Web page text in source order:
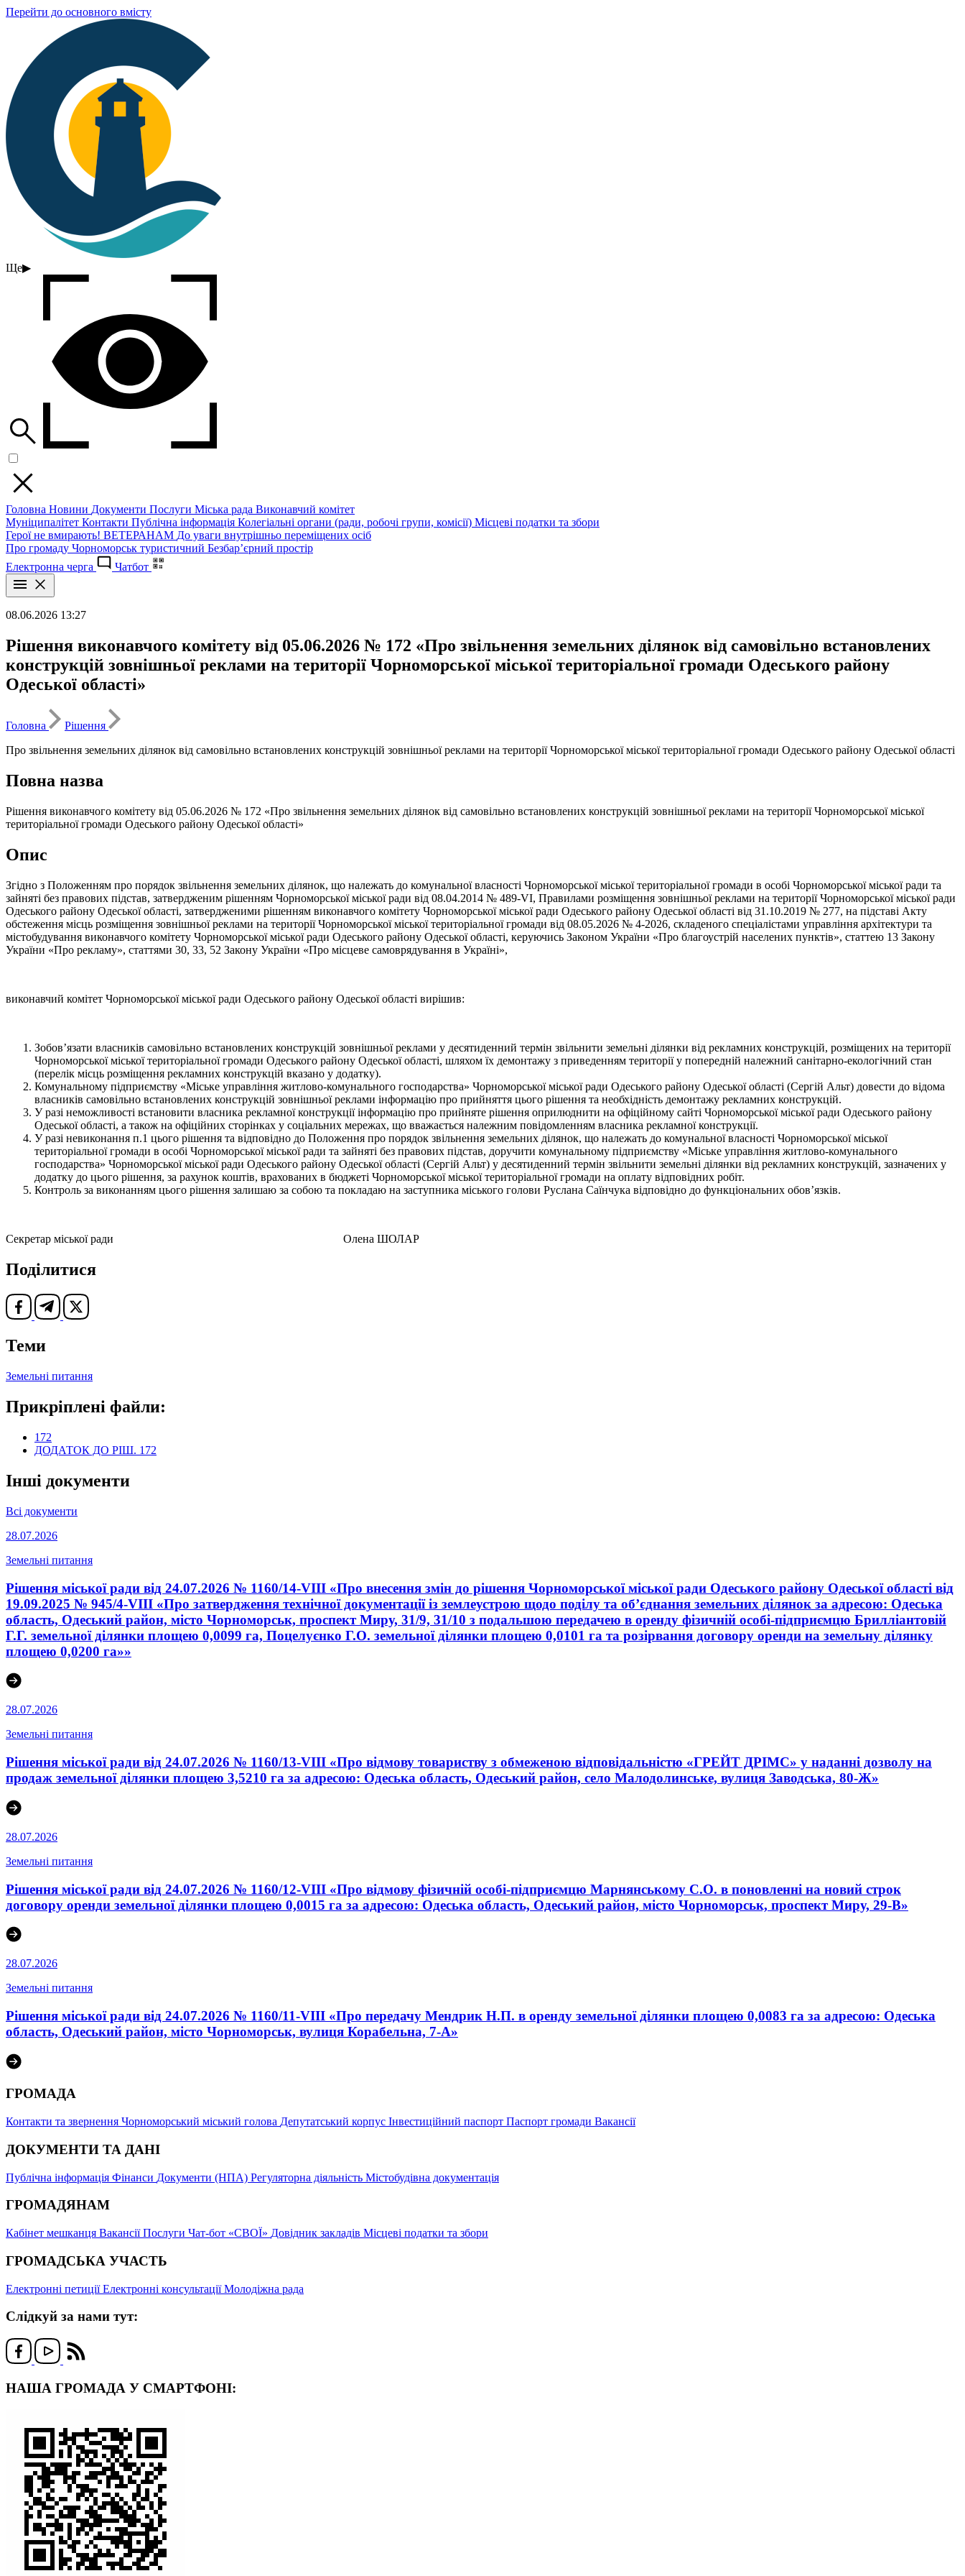
Перейти до основного вмісту
Ще▶
Головна Новини Документи Послуги Міська рада Виконавчий комітет
Муніципалітет Контакти Публічна інформація Колегіальні органи (ради, робочі групи, комісії) Місцеві податки та збори
Герої не вмирають! ВЕТЕРАНАМ До уваги внутрішньо переміщених осіб
Про громаду Чорноморськ туристичний Безбар’єрний простір
Електронна черга
Чатбот
08.06.2026 13:27
Рішення виконавчого комітету від 05.06.2026 № 172 «Про звільнення земельних ділянок від самовільно встановлених
конструкцій зовнішньої реклами на території Чорноморської міської територіальної громади Одеського району
Одеської області»
Головна
Рішення
Про звільнення земельних ділянок від самовільно встановлених конструкцій зовнішньої реклами на території Чорноморської міської територіальної громади Одеського району Одеської області
Повна назва
Рішення виконавчого комітету від 05.06.2026 № 172 «Про звільнення земельних ділянок від самовільно встановлених конструкцій зовнішньої реклами на території Чорноморської міської
територіальної громади Одеського району Одеської області»
Опис
Згідно з Положенням про порядок звільнення земельних ділянок, що належать до комунальної власності Чорноморської міської територіальної громади в особі Чорноморської міської ради та
зайняті без правових підстав, затвердженим рішенням Чорноморської міської ради від 08.04.2014 № 489-VI, Правилами розміщення зовнішньої реклами на території Чорноморської міської ради
Одеського району Одеської області, затвердженими рішенням виконавчого комітету Чорноморської міської ради Одеського району Одеської області від 31.10.2019 № 277, на підставі Акту
обстеження місць розміщення зовнішньої реклами на території Чорноморської міської територіальної громади від 08.05.2026 № 4-2026, складеного спеціалістами управління архітектури та
містобудування виконавчого комітету Чорноморської міської ради Одеського району Одеської області, керуючись Законом України «Про благоустрій населених пунктів», статтею 13 Закону
України «Про рекламу», статтями 30, 33, 52 Закону України «Про місцеве самоврядування в Україні»,
виконавчий комітет Чорноморської міської ради Одеського району Одеської області вирішив:
Зобов’язати власників самовільно встановлених конструкцій зовнішньої реклами у десятиденний термін звільнити земельні ділянки від рекламних конструкцій, розміщених на території
Чорноморської міської територіальної громади Одеського району Одеської області, шляхом їх демонтажу з приведенням території у попередній належний санітарно-екологічний стан
(перелік місць розміщення рекламних конструкцій вказано у додатку).
Комунальному підприємству «Міське управління житлово-комунального господарства» Чорноморської міської ради Одеського району Одеської області (Сергій Альт) довести до відома
власників самовільно встановлених конструкцій зовнішньої реклами інформацію про прийняття цього рішення та необхідність демонтажу рекламних конструкцій.
У разі неможливості встановити власника рекламної конструкції інформацію про прийняте рішення оприлюднити на офіційному сайті Чорноморської міської ради Одеського району
Одеської області, а також на офіційних сторінках у соціальних мережах, що вважається належним повідомленням власника рекламної конструкції.
У разі невиконання п.1 цього рішення та відповідно до Положення про порядок звільнення земельних ділянок, що належать до комунальної власності Чорноморської міської
територіальної громади в особі Чорноморської міської ради та зайняті без правових підстав, доручити комунальному підприємству «Міське управління житлово-комунального
господарства» Чорноморської міської ради Одеського району Одеської області (Сергій Альт) у десятиденний термін звільнити земельні ділянки від рекламних конструкцій, зазначених у
додатку до цього рішення, за рахунок коштів, врахованих в бюджеті Чорноморської міської територіальної громади на оплату відповідних робіт.
Контроль за виконанням цього рішення залишаю за собою та покладаю на заступника міського голови Руслана Саїнчука відповідно до функціональних обов’язків.
Секретар міської ради Олена ШОЛАР
Поділитися
Теми
Земельні питання
Прикріплені файли:
172
ДОДАТОК ДО РІШ. 172
Інші документи
Всі документи
28.07.2026
Земельні питання
Рішення міської ради від 24.07.2026 № 1160/14-VIII «Про внесення змін до рішення Чорноморської міської ради Одеського району Одеської області від
19.09.2025 № 945/4-VIII «Про затвердження технічної документації із землеустрою щодо поділу та об’єднання земельних ділянок за адресою: Одеська
область, Одеський район, місто Чорноморськ, проспект Миру, 31/9, 31/10 з подальшою передачею в оренду фізичній особі-підприємцю Брилліантовій
Г.Г. земельної ділянки площею 0,0099 га, Поцелуєнко Г.О. земельної ділянки площею 0,0101 га та розірвання договору оренди на земельну ділянку
площею 0,0200 га»»
28.07.2026
Земельні питання
Рішення міської ради від 24.07.2026 № 1160/13-VIII «Про відмову товариству з обмеженою відповідальністю «ГРЕЙТ ДРІМС» у наданні дозволу на
продаж земельної ділянки площею 3,5210 га за адресою: Одеська область, Одеський район, село Малодолинське, вулиця Заводська, 80-Ж»
28.07.2026
Земельні питання
Рішення міської ради від 24.07.2026 № 1160/12-VIII «Про відмову фізичній особі-підприємцю Марнянському С.О. в поновленні на новий строк
договору оренди земельної ділянки площею 0,0015 га за адресою: Одеська область, Одеський район, місто Чорноморськ, проспект Миру, 29-В»
28.07.2026
Земельні питання
Рішення міської ради від 24.07.2026 № 1160/11-VIII «Про передачу Мендрик Н.П. в оренду земельної ділянки площею 0,0083 га за адресою: Одеська
область, Одеський район, місто Чорноморськ, вулиця Корабельна, 7-А»
ГРОМАДА
Контакти та звернення Чорноморський міський голова Депутатський корпус Інвестиційний паспорт Паспорт громади Вакансії
ДОКУМЕНТИ ТА ДАНІ
Публічна інформація Фінанси Документи (НПА) Регуляторна діяльність Містобудівна документація
ГРОМАДЯНАМ
Кабінет мешканця ВакансіїПослуги Чат-бот «СВОЇ» Довідник закладів Місцеві податки та збори
ГРОМАДСЬКА УЧАСТЬ
Електронні петиціїЕлектронні консультаціїМолодіжна рада
Слідкуй за нами тут:
НАША ГРОМАДА У СМАРТФОНІ: